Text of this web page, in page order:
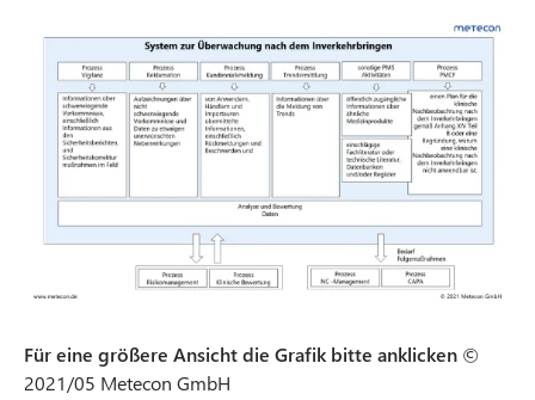
Für eine größere Ansicht die Grafik bitte anklicken ©
2021/05 Metecon GmbH